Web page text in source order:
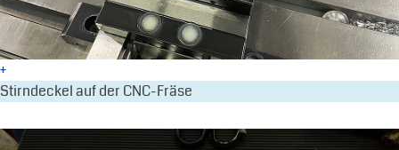
+
Stirndeckel auf der CNC-Fräse